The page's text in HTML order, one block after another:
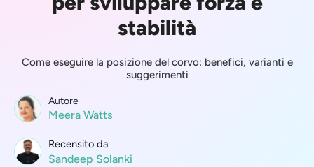
stabilità
Come eseguire la posizione del corvo: benefici, varianti e
suggerimenti
Autore
Meera Watts
Recensito da
Sandeep Solanki